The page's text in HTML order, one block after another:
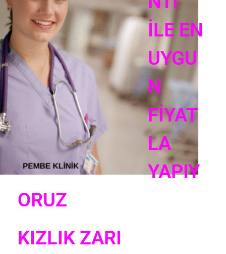
İLE EN
UYGU
N
FİYAT
LA
YAPIY
ORUZ
KIZLIK ZARI